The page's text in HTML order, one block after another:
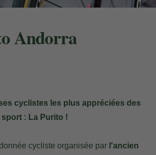
Andorra
cyclistes les plus appréciées des
: La Purito !
cycliste organisée par l'ancien